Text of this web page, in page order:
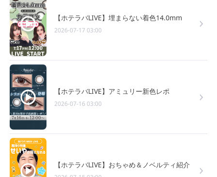
【ホテラバLIVE】埋まらない着色14.0mm
2026-07-17 03:00
【ホテラバLIVE】アミュリー新色レポ
2026-07-16 03:00
【ホテラバLIVE】おちゃめ＆ノベルティ紹介